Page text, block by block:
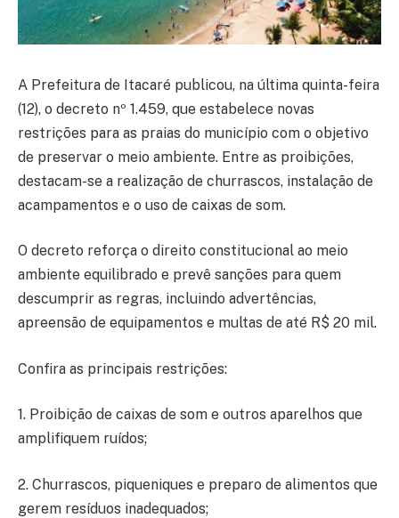
A Prefeitura de Itacaré publicou, na última quinta-feira
(12), o decreto nº 1.459, que estabelece novas
restrições para as praias do município com o objetivo
de preservar o meio ambiente. Entre as proibições,
destacam-se a realização de churrascos, instalação de
acampamentos e o uso de caixas de som.
O decreto reforça o direito constitucional ao meio
ambiente equilibrado e prevê sanções para quem
descumprir as regras, incluindo advertências,
apreensão de equipamentos e multas de até R$ 20 mil.
Confira as principais restrições:
1. Proibição de caixas de som e outros aparelhos que
amplifiquem ruídos;
2. Churrascos, piqueniques e preparo de alimentos que
gerem resíduos inadequados;